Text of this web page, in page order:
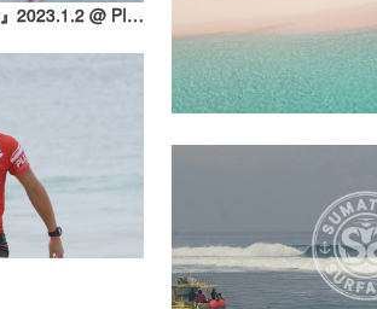
『North Shore Daily Clip』2023.1.2 @ PIPELINE / vol.2